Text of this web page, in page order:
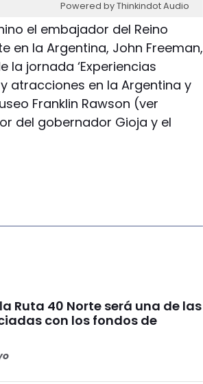
Powered by Thinkindot Audio
el embajador del Reino
en la Argentina, John Freeman,
jornada ‘Experiencias
atracciones en la Argentina y
Franklin Rawson (ver
del gobernador Gioja y el
Ruta 40 Norte será una de las
con los fondos de